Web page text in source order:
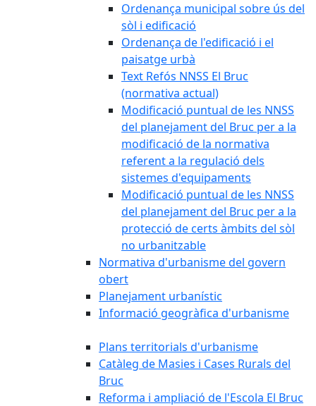
Ordenança municipal sobre ús del
sòl i edificació
Ordenança de l'edificació i el
paisatge urbà
Text Refós NNSS El Bruc
(normativa actual)
Modificació puntual de les NNSS
del planejament del Bruc per a la
modificació de la normativa
referent a la regulació dels
sistemes d'equipaments
Modificació puntual de les NNSS
del planejament del Bruc per a la
protecció de certs àmbits del sòl
no urbanitzable
Normativa d'urbanisme del govern
obert
Planejament urbanístic
Informació geogràfica d'urbanisme
Plans territorials d'urbanisme
Catàleg de Masies i Cases Rurals del
Bruc
Reforma i ampliació de l'Escola El Bruc